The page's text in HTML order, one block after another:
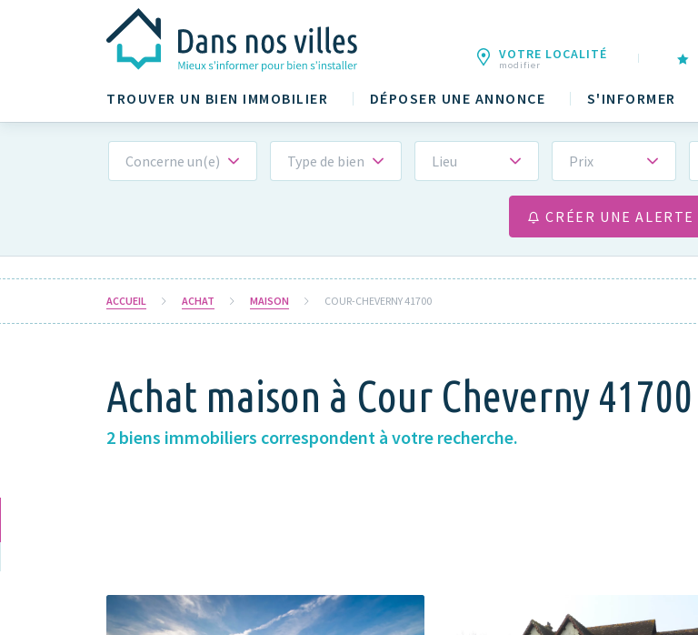
TROUVER UN BIEN IMMOBILIER DÉPOSER UNE ANNONCE S'INFORMER
VOTRE LOCALITÉ
modifier
Concerne un(e) Type de bien Lieu Prix
CRÉER UNE ALERTE
ACCUEIL ACHAT MAISON COUR-CHEVERNY 41700
Achat maison à Cour Cheverny 41700
2 biens immobiliers correspondent à votre recherche.